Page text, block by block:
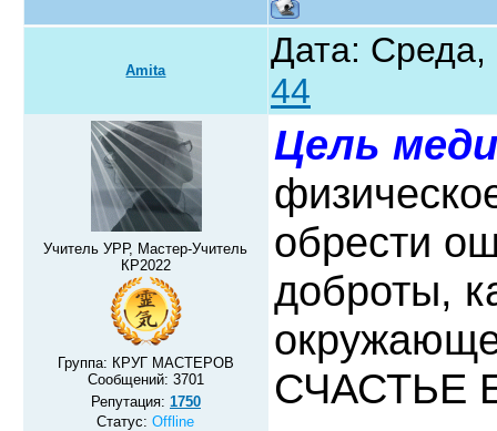
Amita
Дата:
44
Учитель УРР, Мастер-Учитель
КР2022
Группа: КРУГ МАСТЕРОВ
Сообщений: 3701
Репутация: 1750
Статус:Offline
Цель
обрести
доброты,
СЧАСТЬЕ